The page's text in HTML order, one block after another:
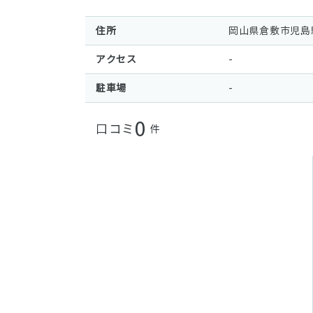
住所 岡山県倉敷市児
アクセス -
駐車場 -
口コミ 0 件